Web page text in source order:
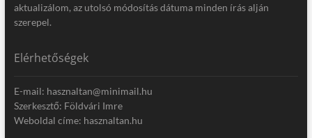
aktualizálom, az utolsó módosítás dátuma minden írás alján
szerepel.
Elérhetőségek
E-mail: hasznaltan@minimail.hu
Szerkesztő: Földvári Imre
Weboldal címe: hasznaltan.hu